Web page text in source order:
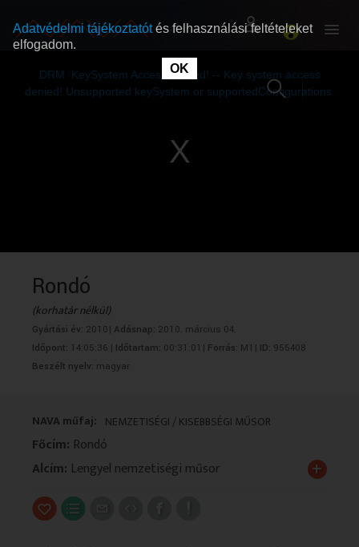
RÓLUNK
RÓLUNK
DRM: KeySystem Access Denied! -- Key system access
denied! Unsupported keySystem or supportedConfigurations.
Rondó
(korhatár nélkül)
Gyártási év: 2010| Adásnap: 2010. március 04.
Időpont: 14:05:36 | Időtartam: 00:31:01| Forrás: M1| ID: 955408
Beszélt nyelv: magyar
NAVA műfaj: NEMZETISÉGI / KISEBBSÉGI MŰSOR
Főcím: Rondó
Alcím: Lengyel nemzetiségi műsor +
Adatvédelmi tájékoztatótés felhasználási feltételeket
elfogadom.
OK